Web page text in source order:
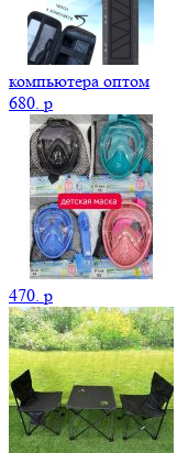
компьютера оптом
680. p
470. p